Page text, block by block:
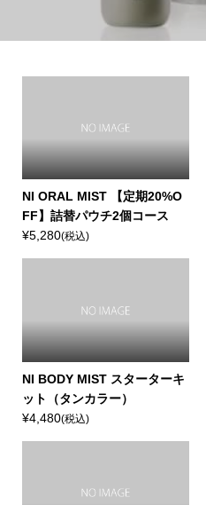
NI ORAL MIST 【定期20%O
FF】詰替パウチ2個コース
¥5,280(税込)
NI BODY MIST スターターキ
ット（タンカラー）
¥4,480(税込)